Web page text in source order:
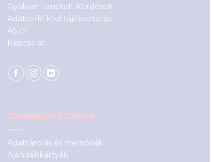
Gyakran Ismételt Kérdések
Adattörlő kód tájékoztatás
ÁSZF
Kapcsolat
TERMÉKKATEGÓRIÁK
Adattárolás és memóriák
Ajándékkártyák